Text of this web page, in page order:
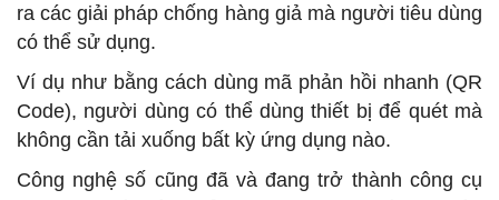
ra các giải pháp chống hàng giả mà người tiêu dùng
có thể sử dụng.
Ví dụ như bằng cách dùng mã phản hồi nhanh (QR
Code), người dùng có thể dùng thiết bị để quét mà
không cần tải xuống bất kỳ ứng dụng nào.
Công nghệ số cũng đã và đang trở thành công cụ